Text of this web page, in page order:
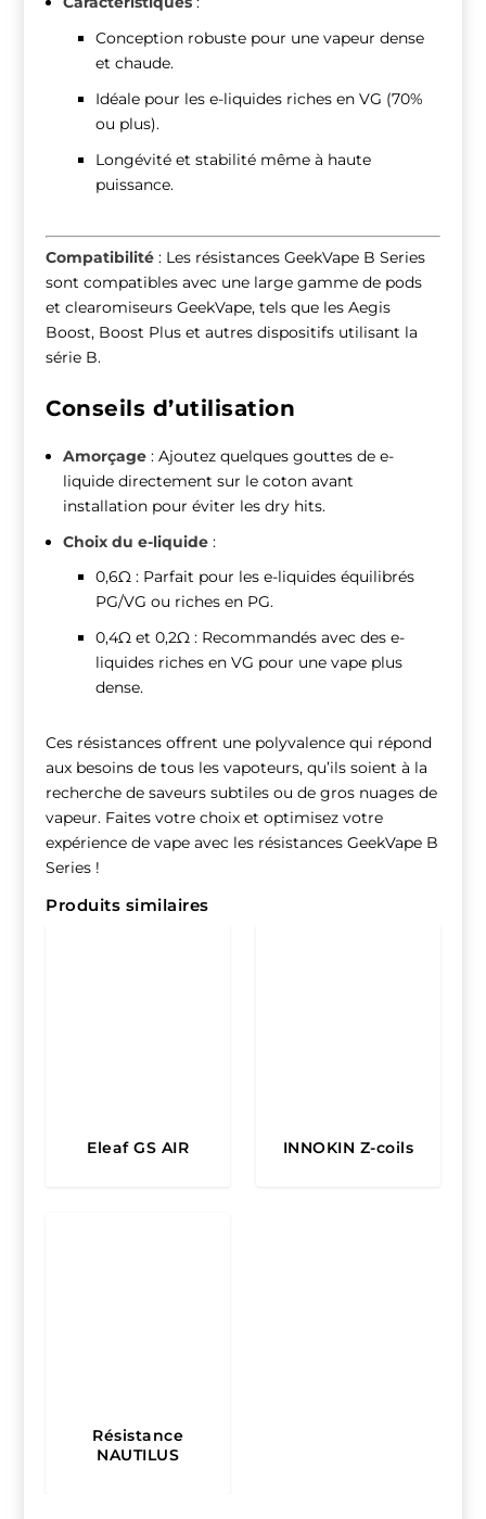
Conception robuste pour une vapeur dense
et chaude.
Idéale pour les e-liquides riches en VG (70%
ou plus).
Longévité et stabilité même à haute
puissance.
Compatibilité : Les résistances GeekVape B Series
sont compatibles avec une large gamme de pods
et clearomiseurs GeekVape, tels que les Aegis
Boost, Boost Plus et autres dispositifs utilisant la
série B.
Conseils d’utilisation
Amorçage : Ajoutez quelques gouttes de e-
liquide directement sur le coton avant
installation pour éviter les dry hits.
Choix du e-liquide :
0,6Ω : Parfait pour les e-liquides équilibrés
PG/VG ou riches en PG.
0,4Ω et 0,2Ω : Recommandés avec des e-
liquides riches en VG pour une vape plus
dense.
Ces résistances offrent une polyvalence qui répond
aux besoins de tous les vapoteurs, qu’ils soient à la
recherche de saveurs subtiles ou de gros nuages de
vapeur. Faites votre choix et optimisez votre
expérience de vape avec les résistances GeekVape B
Series !
Produits similaires
Eleaf GS AIR INNOKIN Z-coils
Résistance
NAUTILUS